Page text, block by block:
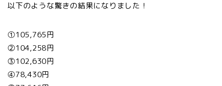
以下のような驚きの結果になりました！
①105,765円
②104,258円
③102,630円
④78,430円